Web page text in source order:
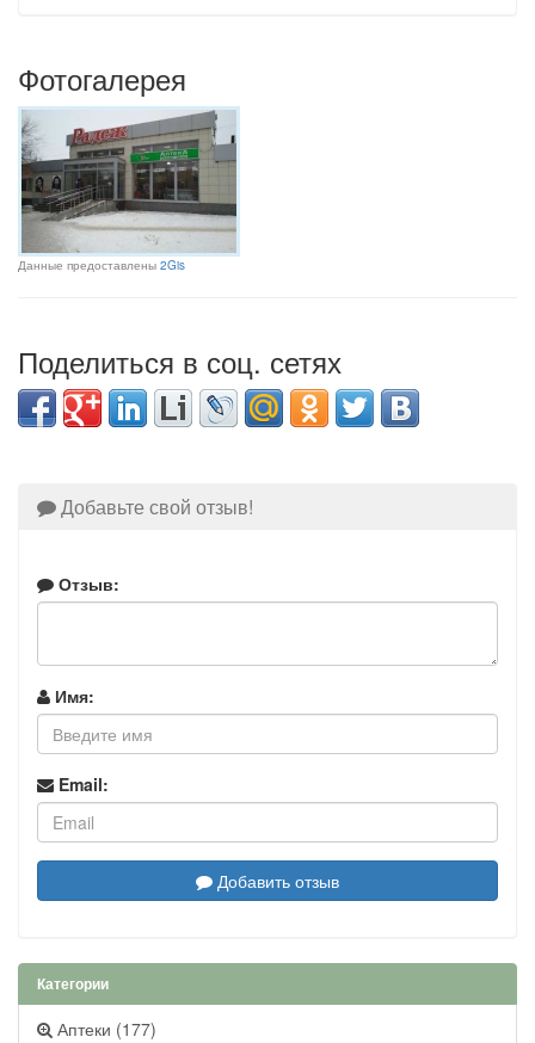
Фотогалерея
Данные предоставлены 2Gis
Поделиться в соц. сетях
Добавьте свой отзыв!
Отзыв:
Имя:
Email:
Добавить отзыв
Категории
Аптеки (177)